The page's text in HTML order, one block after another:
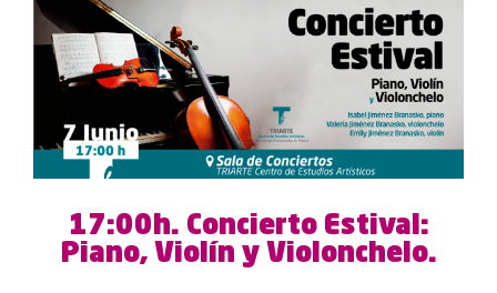
17:00h. Concierto Estival:
Piano, Violín y Violonchelo.